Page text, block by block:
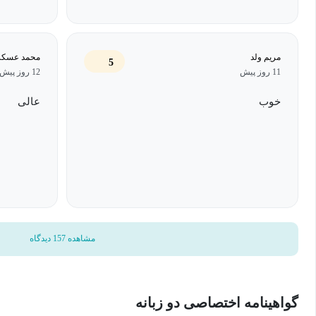
مریم ولد
11 روز پیش
5
خوب
محمد
12 روز پیش
عالی
مشاهده 157 دیدگاه
گواهینامه اختصاصی دو زبانه